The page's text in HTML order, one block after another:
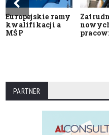
Europejskie ramy
kwalifikacji a
MŚP
PARTNER